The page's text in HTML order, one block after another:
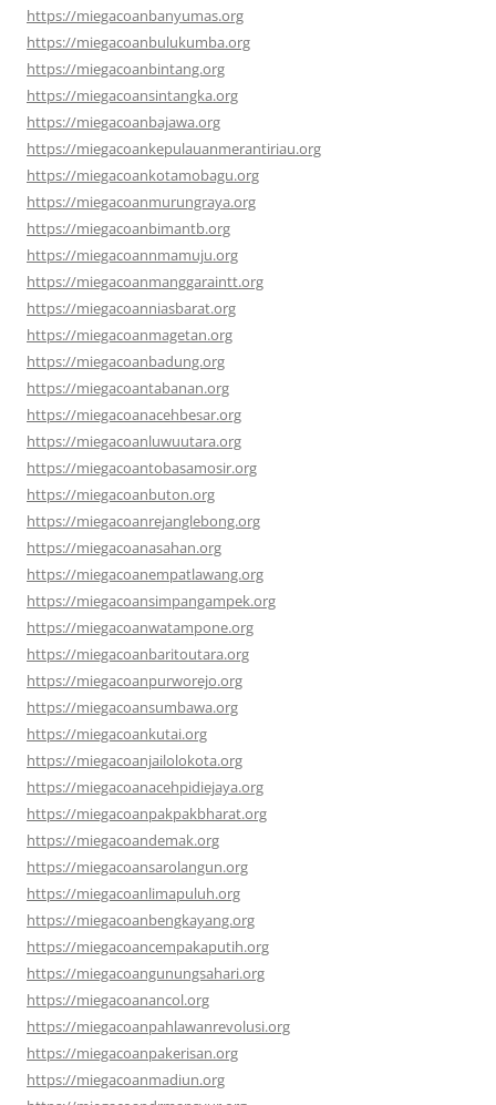
https://miegacoanbanyumas.org
https://miegacoanbulukumba.org
https://miegacoanbintang.org
https://miegacoansintangka.org
https://miegacoanbajawa.org
https://miegacoankepulauanmerantiriau.org
https://miegacoankotamobagu.org
https://miegacoanmurungraya.org
https://miegacoanbimantb.org
https://miegacoannmamuju.org
https://miegacoanmanggaraintt.org
https://miegacoanniasbarat.org
https://miegacoanmagetan.org
https://miegacoanbadung.org
https://miegacoantabanan.org
https://miegacoanacehbesar.org
https://miegacoanluwuutara.org
https://miegacoantobasamosir.org
https://miegacoanbuton.org
https://miegacoanrejanglebong.org
https://miegacoanasahan.org
https://miegacoanempatlawang.org
https://miegacoansimpangampek.org
https://miegacoanwatampone.org
https://miegacoanbaritoutara.org
https://miegacoanpurworejo.org
https://miegacoansumbawa.org
https://miegacoankutai.org
https://miegacoanjailolokota.org
https://miegacoanacehpidiejaya.org
https://miegacoanpakpakbharat.org
https://miegacoandemak.org
https://miegacoansarolangun.org
https://miegacoanlimapuluh.org
https://miegacoanbengkayang.org
https://miegacoancempakaputih.org
https://miegacoangunungsahari.org
https://miegacoanancol.org
https://miegacoanpahlawanrevolusi.org
https://miegacoanpakerisan.org
https://miegacoanmadiun.org